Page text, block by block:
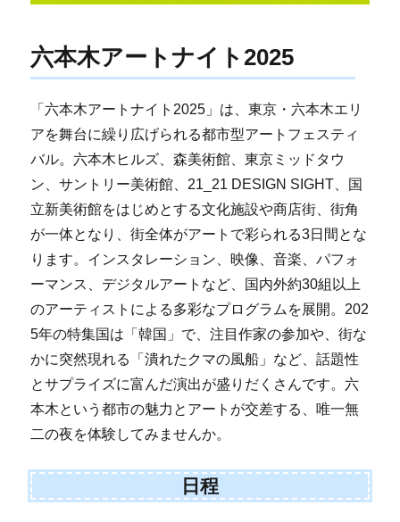
六本木アートナイト2025
「六本木アートナイト2025」は、東京・六本木エリ
アを舞台に繰り広げられる都市型アートフェスティ
バル。六本木ヒルズ、森美術館、東京ミッドタウ
ン、サントリー美術館、21_21 DESIGN SIGHT、国
立新美術館をはじめとする文化施設や商店街、街角
が一体となり、街全体がアートで彩られる3日間とな
ります。インスタレーション、映像、音楽、パフォ
ーマンス、デジタルアートなど、国内外約30組以上
のアーティストによる多彩なプログラムを展開。202
5年の特集国は「韓国」で、注目作家の参加や、街な
かに突然現れる「潰れたクマの風船」など、話題性
とサプライズに富んだ演出が盛りだくさんです。六
本木という都市の魅力とアートが交差する、唯一無
二の夜を体験してみませんか。
日程